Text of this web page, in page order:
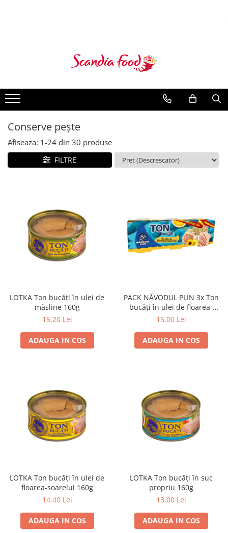
Conserve pește
Afiseaza: 1-24 din 30 produse
FILTRE
LOTKA Ton bucăți în ulei de
măsline 160g
15,20 Lei
ADAUGA IN COS
PACK NĂVODUL PLIN 3x Ton
bucăți în ulei de floarea-
soarelui 80g
15,00 Lei
ADAUGA IN COS
LOTKA Ton bucăți în ulei de
floarea-soarelui 160g
14,40 Lei
ADAUGA IN COS
LOTKA Ton bucăți în suc
propriu 160g
13,00 Lei
ADAUGA IN COS